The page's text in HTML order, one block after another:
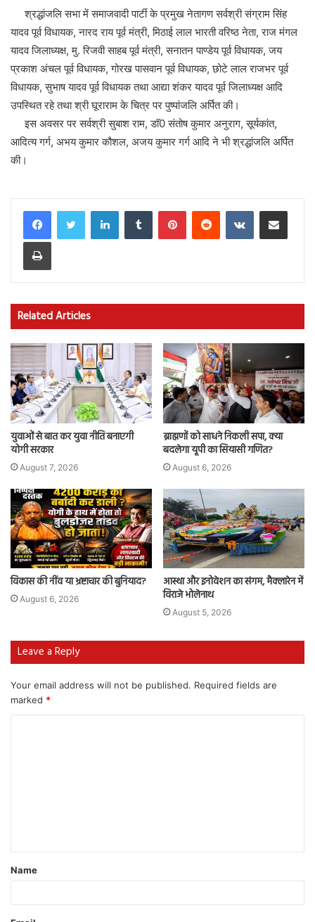
श्रद्धांजलि सभा में समाजवादी पार्टी के प्रमुख नेतागण सर्वश्री संग्राम सिंह
यादव पूर्व विधायक, नारद राय पूर्व मंत्री, मिठाई लाल भारती वरिष्ठ नेता, राज मंगल
यादव जिलाध्यक्ष, मु. रिजवी साहब पूर्व मंत्री, सनातन पाण्डेय पूर्व विधायक, जय
प्रकाश अंचल पूर्व विधायक, गोरख पासवान पूर्व विधायक, छोटे लाल राजभर पूर्व
विधायक, सुभाष यादव पूर्व विधायक तथा आद्या शंकर यादव पूर्व जिलाध्यक्ष आदि
उपस्थित रहे तथा श्री घूराराम के चित्र पर पुष्पांजलि अर्पित की।
इस अवसर पर सर्वश्री सुबाश राम, डाॅ0 संतोष कुमार अनुराग, सूर्यकांत,
आदित्य गर्ग, अभय कुमार कौशल, अजय कुमार गर्ग आदि ने भी श्रद्धांजलि अर्पित
की।
LinkedInTumblr PinterestReddit VKontakteShare via Email
Print
Related Articles
युवाओं से बात कर युवा नीति बनाएगी
योगी सरकार
August 7, 2026
ब्राह्मणों को साधने निकली सपा, क्या
बदलेगा यूपी का सियासी गणित?
August 6, 2026
विकास की नींव या भ्रष्टाचार की बुनियाद?
August 6, 2026
आस्था और इनोवेशन का संगम, मैक्लारेन में
विराजे भोलेनाथ
August 5, 2026
Leave a Reply
Your email address will not be published. Required fields are
marked *
Name